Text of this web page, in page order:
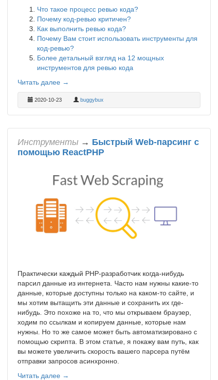
Что такое процесс ревью кода?
Почему код-ревью критичен?
Как выполнить ревью кода?
Почему Вам стоит использовать инструменты для
код-ревью?
Более детальный взгляд на 12 мощных
инструментов для ревью кода
Читать далее →
2020-10-23 buggybux
Инструменты → Быстрый Web-парсинг с
помощью ReactPHP
Практически каждый PHP-разработчик когда-нибудь
парсил данные из интернета. Часто нам нужны какие-то
данные, которые доступны только на каком-то сайте, и
мы хотим вытащить эти данные и сохранить их где-
нибудь. Это похоже на то, что мы открываем браузер,
ходим по ссылкам и копируем данные, которые нам
нужны. Но то же самое может быть автоматизировано с
помощью скрипта. В этом статье, я покажу вам путь, как
вы можете увеличить скорость вашего парсера путём
отправки запросов асинхронно.
Читать далее →